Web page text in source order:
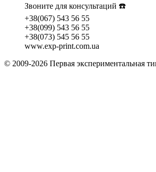
Звоните для консультаций ☎️
+38(067) 543 56 55
+38(099) 543 56 55
+38(073) 545 56 55
www.exp-print.com.ua
© 2009-2026 Первая экспериментальная